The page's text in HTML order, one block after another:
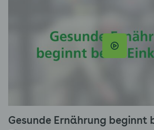
Gesunde Ernährung beginnt